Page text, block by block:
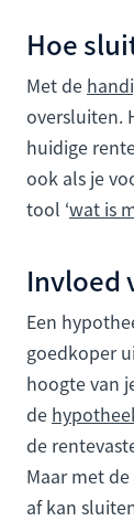
Hoe
Met de
oversluiten.
huidige
ook als je
tool ‘wat is
Invloed
Een
goedkoper
hoogte van
de
de
Maar met
af kan